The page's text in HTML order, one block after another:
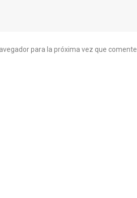
para la próxima vez que comente.